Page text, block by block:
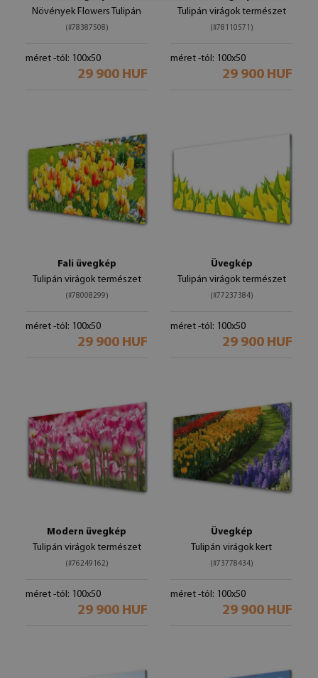
Növények Flowers Tulipán
(#78387508)
méret -tól: 100x50
29 900 HUF
Tulipán virágok természet
(#78110571)
méret -tól: 100x50
29 900 HUF
Fali üvegkép
Tulipán virágok természet
(#78008299)
méret -tól: 100x50
29 900 HUF
Üvegkép
Tulipán virágok természet
(#77237384)
méret -tól: 100x50
29 900 HUF
Modern üvegkép
Tulipán virágok természet
(#76249162)
méret -tól: 100x50
29 900 HUF
Üvegkép
Tulipán virágok kert
(#73778434)
méret -tól: 100x50
29 900 HUF